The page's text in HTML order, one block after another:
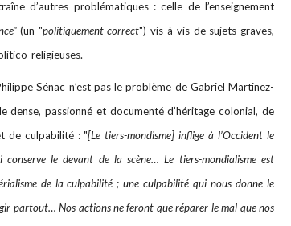
d’autres problématiques : celle de l’enseignement
(un "politiquement correct") vis-à-vis de sujets graves,
religieuses.
Sénac n’est pas le problème de Gabriel Martinez-
dense, passionné et documenté d’héritage colonial, de
de culpabilité : "[Le tiers-mondisme] inflige à l’Occident le
le devant de la scène… Le tiers-mondialisme est
de la culpabilité ; une culpabilité qui nous donne le
partout… Nos actions ne feront que réparer le mal que nos